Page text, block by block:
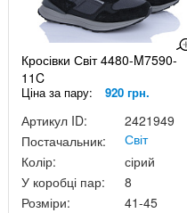
Кросівки Світ 4480-M7590-
11C
Ціна за пару: 920 грн.
Артикул ID:
2421949
Постачальник:
Світ
Колір:
сірий
У коробці пар:
8
Розміри:
41-45